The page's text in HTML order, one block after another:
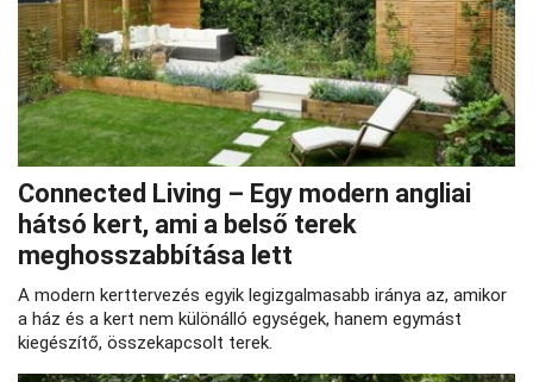
Connected Living – Egy modern angliai
hátsó kert, ami a belső terek
meghosszabbítása lett
A modern kerttervezés egyik legizgalmasabb iránya az, amikor
a ház és a kert nem különálló egységek, hanem egymást
kiegészítő, összekapcsolt terek.